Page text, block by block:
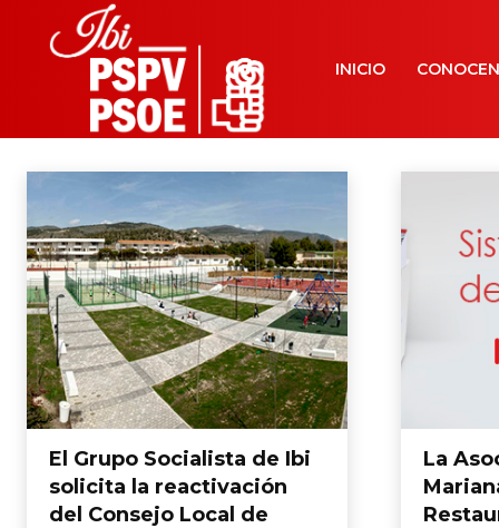
INICIO
El Grupo Socialista de Ibi
solicita la reactivación
del Consejo Local de
La